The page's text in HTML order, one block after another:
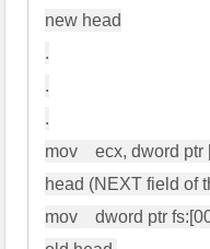
new head
.
.
.
mov    ecx, dword ptr
head (NEXT field of
mov    dword ptr